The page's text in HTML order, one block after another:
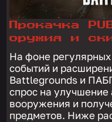
Прокачка
оружия и
На фоне
событий и
Battlegrounds и
спрос на улучшение
вооружения и
предметов. Ниже